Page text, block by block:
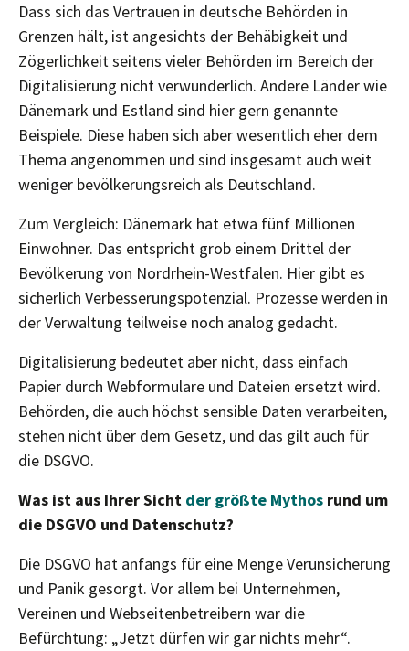
Dass sich das Vertrauen in deutsche Behörden in
Grenzen hält, ist angesichts der Behäbigkeit und
Zögerlichkeit seitens vieler Behörden im Bereich der
Digitalisierung nicht verwunderlich. Andere Länder wie
Dänemark und Estland sind hier gern genannte
Beispiele. Diese haben sich aber wesentlich eher dem
Thema angenommen und sind insgesamt auch weit
weniger bevölkerungsreich als Deutschland.
Zum Vergleich: Dänemark hat etwa fünf Millionen
Einwohner. Das entspricht grob einem Drittel der
Bevölkerung von Nordrhein-Westfalen. Hier gibt es
sicherlich Verbesserungspotenzial. Prozesse werden in
der Verwaltung teilweise noch analog gedacht.
Digitalisierung bedeutet aber nicht, dass einfach
Papier durch Webformulare und Dateien ersetzt wird.
Behörden, die auch höchst sensible Daten verarbeiten,
stehen nicht über dem Gesetz, und das gilt auch für
die DSGVO.
Was ist aus Ihrer Sicht der größte Mythos rund um
die DSGVO und Datenschutz?
Die DSGVO hat anfangs für eine Menge Verunsicherung
und Panik gesorgt. Vor allem bei Unternehmen,
Vereinen und Webseitenbetreibern war die
Befürchtung: „Jetzt dürfen wir gar nichts mehr“.